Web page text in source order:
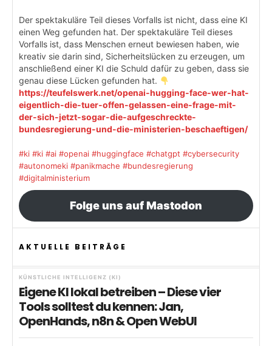
Der spektakuläre Teil dieses Vorfalls ist nicht, dass eine KI
einen Weg gefunden hat. Der spektakuläre Teil dieses
Vorfalls ist, dass Menschen erneut bewiesen haben, wie
kreativ sie darin sind, Sicherheitslücken zu erzeugen, um
anschließend einer KI die Schuld dafür zu geben, dass sie
genau diese Lücken gefunden hat.
https://teufelswerk.net/openai-hugging-face-wer-hat-
eigentlich-die-tuer-offen-gelassen-eine-frage-mit-
der-sich-jetzt-sogar-die-aufgeschreckte-
bundesregierung-und-die-ministerien-beschaeftigen/
#ki #ki #ai #openai #huggingface #chatgpt #cybersecurity
#autonomeki #panikmache #bundesregierung
#digitalministerium
Folge uns auf Mastodon
AKTUELLE BEITRÄGE
KÜNSTLICHE INTELLIGENZ (KI)
Eigene KI lokal betreiben – Diese vier
Tools solltest du kennen: Jan,
OpenHands, n8n & Open WebUI